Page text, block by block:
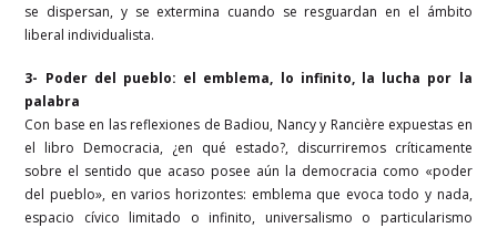
se dispersan, y se extermina cuando se resguardan en el ámbito
liberal individualista.
3- Poder del pueblo: el emblema, lo infinito, la lucha por la
palabra
Con base en las reflexiones de Badiou, Nancy y Rancière expuestas en
el libro Democracia, ¿en qué estado?, discurriremos críticamente
sobre el sentido que acaso posee aún la democracia como «poder
del pueblo», en varios horizontes: emblema que evoca todo y nada,
espacio cívico limitado o infinito, universalismo o particularismo